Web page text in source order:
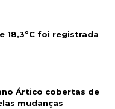
18,3ºC foi registrada
Ártico cobertas de
mudanças